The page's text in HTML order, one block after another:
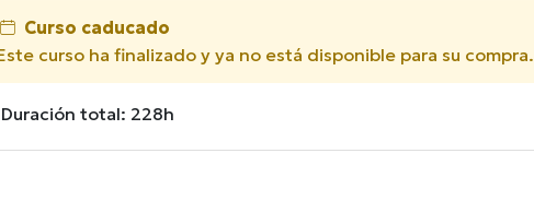
Curso caducado
curso ha finalizado y ya no está disponible para su compra.
total: 228h